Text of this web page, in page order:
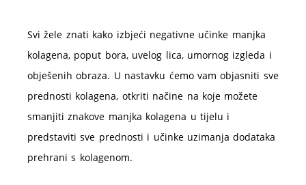
Svi žele znati kako izbjeći negativne učinke manjka
kolagena, poput bora, uvelog lica, umornog izgleda i
obješenih obraza. U nastavku ćemo vam objasniti sve
prednosti kolagena, otkriti načine na koje možete
smanjiti znakove manjka kolagena u tijelu i
predstaviti sve prednosti i učinke uzimanja dodataka
prehrani s kolagenom.